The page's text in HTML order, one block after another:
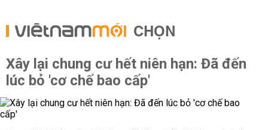
CHỌN
Xây lại chung cư hết niên hạn: Đã đến
lúc bỏ 'cơ chế bao cấp'